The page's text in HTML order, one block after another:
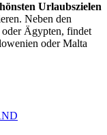
Urlaubszielen
Neben den
Ägypten, findet
oder Malta